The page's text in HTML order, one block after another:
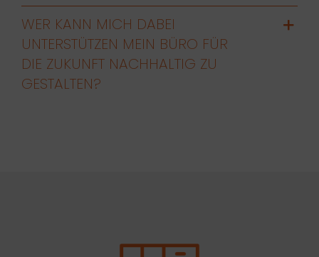
WER KANN MICH DABEI
UNTERSTÜTZEN MEIN BÜRO FÜR
DIE ZUKUNFT NACHHALTIG ZU
GESTALTEN?